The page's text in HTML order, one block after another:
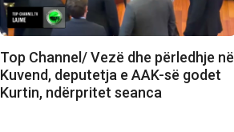
Top Channel/ Vezë dhe përledhje në
Kuvend, deputetja e AAK-së godet
Kurtin, ndërpritet seanca